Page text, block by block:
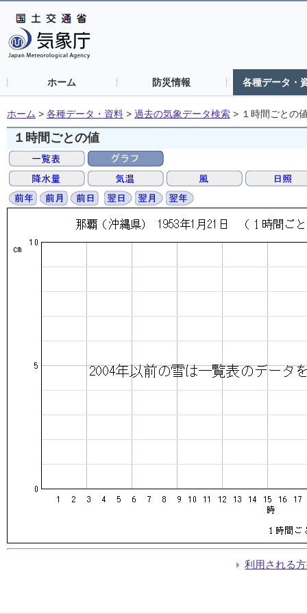
ホーム 防災情報 各種データ・
ホーム > 各種データ・資料 > 過去の気象データ検索 > １時間ごとの
１時間ごとの値
利用される